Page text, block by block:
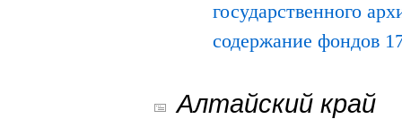
государственного
содержание фондов
Алтайский край